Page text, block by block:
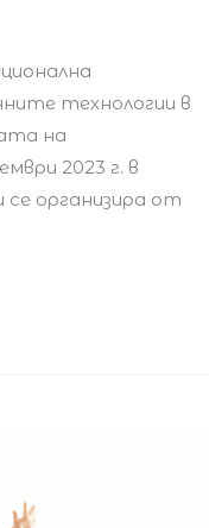
технологии в
на
2023 г. в
организира от